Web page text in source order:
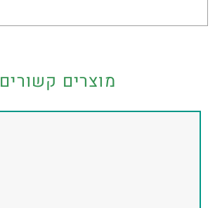
מוצרים קשורים